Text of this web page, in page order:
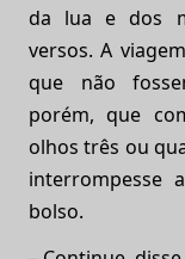
da lua e dos
versos. A
que não
porém, que
olhos três ou
interrompesse
bolso.